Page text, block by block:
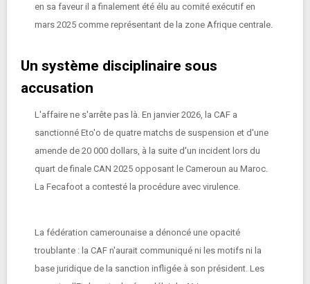
en sa faveur il a finalement été élu au comité exécutif en
mars 2025 comme représentant de la zone Afrique centrale.
Un système disciplinaire sous
accusation
L'affaire ne s'arrête pas là. En janvier 2026, la CAF a
sanctionné Eto'o de quatre matchs de suspension et d'une
amende de 20 000 dollars, à la suite d'un incident lors du
quart de finale CAN 2025 opposant le Cameroun au Maroc.
La Fecafoot a contesté la procédure avec virulence.
La fédération camerounaise a dénoncé une opacité
troublante : la CAF n'aurait communiqué ni les motifs ni la
base juridique de la sanction infligée à son président. Les